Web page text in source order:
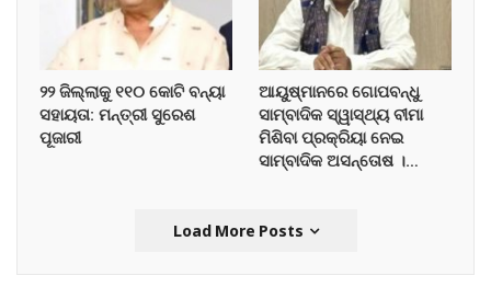
୨୨ ଜିଲ୍ଲାକୁ ୧୧୦ କୋଟି ବନ୍ୟା
ସହାୟତା: ମନ୍ତ୍ରୀ ସୁରେଶ
ପୂଜାରୀ
ଆୟୁଷ୍ମାନରେ ଗୋପବନ୍ଧୁ
ସାମ୍ବାଦିକ ସ୍ୱାସ୍ଥ୍ୟ ବୀମା
ମିଶିବା ପ୍ରକ୍ରିୟା ନେଇ
ସାମ୍ବାଦିକ ଅସନ୍ତୋଷ ।…
Load More Posts